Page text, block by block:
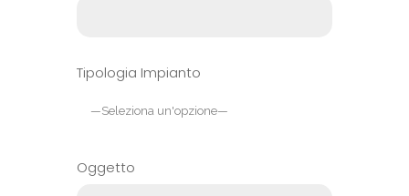
Tipologia Impianto
Oggetto